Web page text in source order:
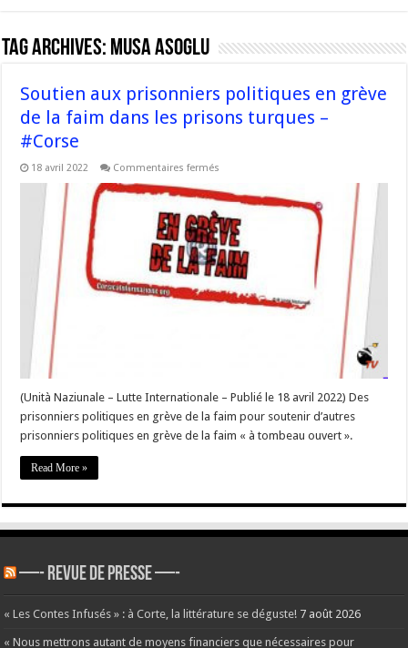
Tag Archives: Musa Asoglu
Soutien aux prisonniers politiques en grève
de la faim dans les prisons turques –
#Corse
18 avril 2022 Commentaires fermés
aux
prisonniers
politiques
en
grève
de
la
faim
les
prisons
(Unità Naziunale – Lutte Internationale – Publié le 18 avril 2022) Des
prisonniers politiques en grève de la faim pour soutenir d’autres
prisonniers politiques en grève de la faim « à tombeau ouvert ».
Read More »
—- REVUE DE PRESSE —-
« Les Contes Infusés » : à Corte, la littérature se déguste! 7 août 2026
« Nous mettrons autant de moyens financiers que nécessaires pour